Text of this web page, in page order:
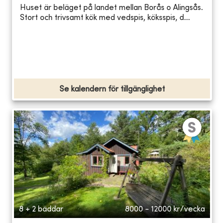
Huset är beläget på landet mellan Borås o Alingsås.
Stort och trivsamt kök med vedspis, köksspis, d...
Se kalendern för tillgänglighet
8 + 2 bäddar 8000 - 12000 kr/vecka